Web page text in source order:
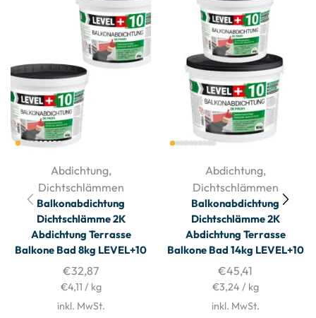
Abdichtung,
Dichtschlämmen
Balkonabdichtung
Dichtschlämme 2K
Abdichtung Terrasse
Balkone Bad 8kg LEVEL+10
€32,87
€4,11 / kg
inkl. MwSt.
Abdichtung,
Dichtschlämmen
Balkonabdichtung
Dichtschlämme 2K
Abdichtung Terrasse
Balkone Bad 14kg LEVEL+10
€45,41
€3,24 / kg
inkl. MwSt.